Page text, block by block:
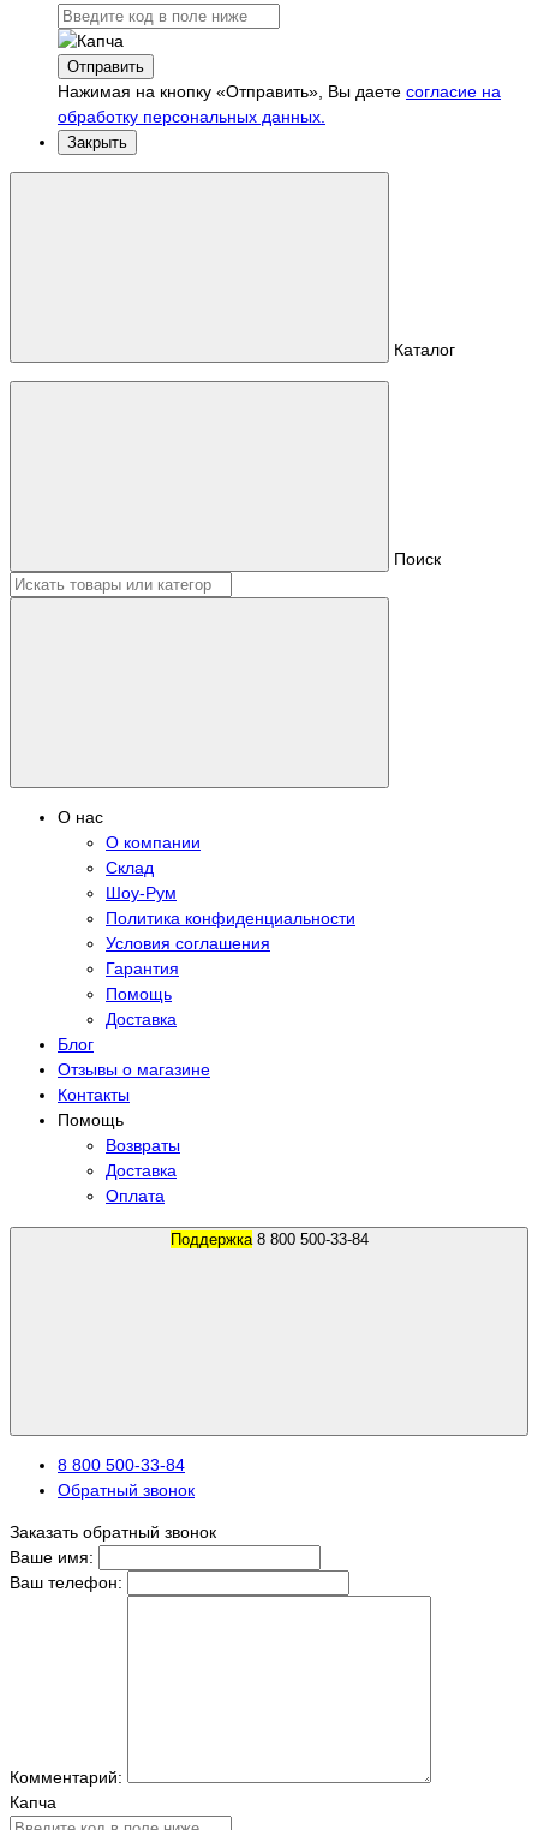
Отправить
Нажимая на кнопку «Отправить», Вы даете согласие на
обработку персональных данных.
Закрыть
Каталог
Поиск
О нас
О компании
Склад
Шоу-Рум
Политика конфиденциальности
Условия соглашения
Гарантия
Помощь
Доставка
Блог
Отзывы о магазине
Контакты
Помощь
Возвраты
Доставка
Оплата
Поддержка 8 800 500-33-84
8 800 500-33-84
Обратный звонок
Заказать обратный звонок
Ваше имя:
Ваш телефон:
Комментарий:
Капча